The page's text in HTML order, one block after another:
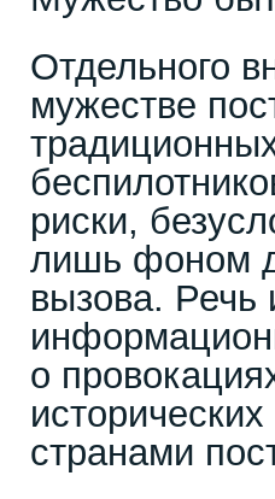
Отдельного
мужестве
риски,
лишь фоном
вызова. Речь
о
странами